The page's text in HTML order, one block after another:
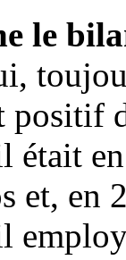
le
positif
était
et, en